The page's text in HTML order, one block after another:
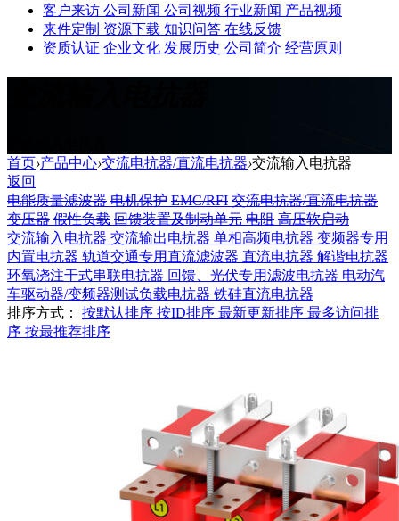
客户来访 公司新闻 公司视频 行业新闻 产品视频
来件定制 资源下载 知识问答 在线反馈
资质认证 企业文化 发展历史 公司简介 经营原则
首页›产品中心›交流电抗器/直流电抗器›交流输入电抗器
返回
电能质量滤波器 电机保护 EMC/RFI 交流电抗器/直流电抗器
变压器 假性负载 回馈装置及制动单元 电阻 高压软启动
交流输入电抗器 交流输出电抗器 单相高频电抗器 变频器专用
内置电抗器 轨道交通专用直流滤波器 直流电抗器 解谐电抗器
环氧浇注干式串联电抗器 回馈、光伏专用滤波电抗器 电动汽
车驱动器/变频器测试负载电抗器 铁硅直流电抗器
排序方式：
按默认排序 按ID排序 最新更新排序 最多访问排
序 按最推荐排序